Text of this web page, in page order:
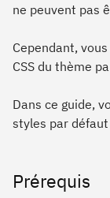
ne peuvent pas
Cependant,
CSS du thème
Dans ce guide,
styles par
Prérequis